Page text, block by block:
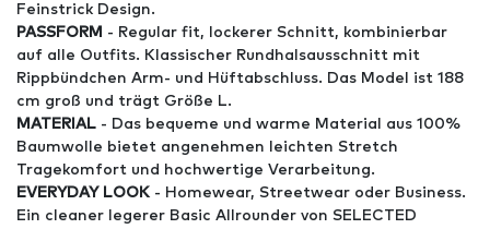
Feinstrick Design.
PASSFORM - Regular fit, lockerer Schnitt, kombinierbar
auf alle Outfits. Klassischer Rundhalsausschnitt mit
Rippbündchen Arm- und Hüftabschluss. Das Model ist 188
cm groß und trägt Größe L.
MATERIAL - Das bequeme und warme Material aus 100%
Baumwolle bietet angenehmen leichten Stretch
Tragekomfort und hochwertige Verarbeitung.
EVERYDAY LOOK - Homewear, Streetwear oder Business.
Ein cleaner legerer Basic Allrounder von SELECTED